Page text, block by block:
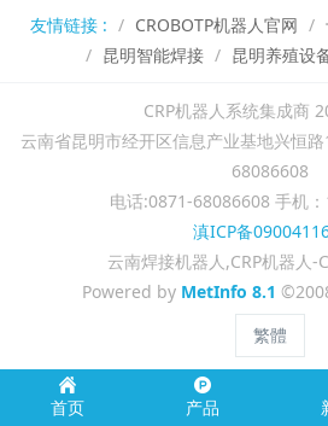
友情链接 : CROBOTP机器人官网
昆明智能焊接
昆明养殖设
CRP机器人系统集成商
云南省昆明市经开区信息产业基地兴恒
68086608
电话:0871-68086608 手机
滇ICP备
云南焊接机器人,CRP机器人-
Powered by MetInfo 8.1
繁體
首页 产品